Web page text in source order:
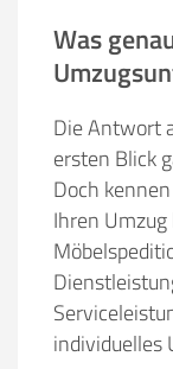
Was
Die Antwort
ersten Blick
Doch
Ihren
individuelles